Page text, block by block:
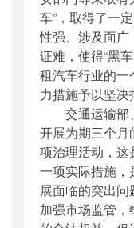
车”，取得了一
性强、涉及面广
证难，使得“黑
租汽车行业的一
力措施予以坚决
交通运输部
开展为期三个月
项治理活动，
一项实际措施
展面临的突出
加强市场监管